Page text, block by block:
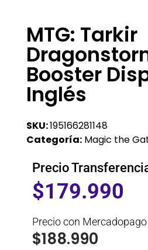
MTG: Tarkir
Booster
Inglés
SKU:195166281148
Categoría: Magic the
Precio
$179.990
Precio con Mercadopago
$188.990